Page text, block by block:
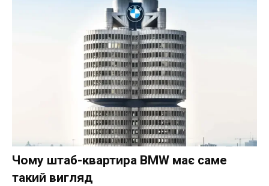
Чому штаб-квартира BMW має саме
такий вигляд